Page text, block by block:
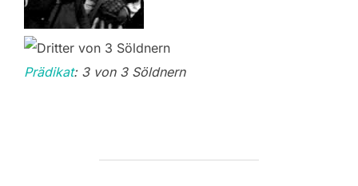
Prädikat: 3 von 3 Söldnern